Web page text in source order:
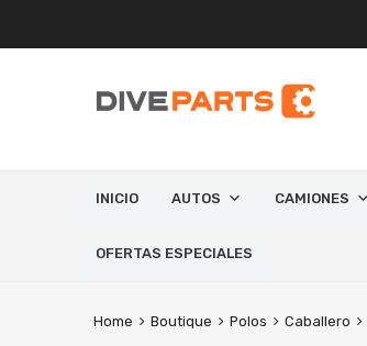
INICIO AUTOS CAMIONES
OFERTAS ESPECIALES
Home Boutique Polos Caballero